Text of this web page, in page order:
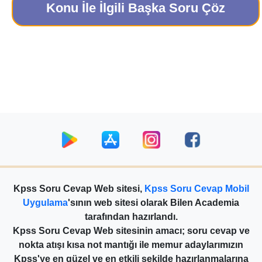
Konu İle İlgili Başka Soru Çöz
Kpss Soru Cevap Web sitesi, Kpss Soru Cevap Mobil
Uygulama'sının web sitesi olarak Bilen Academia
tarafından hazırlandı.
Kpss Soru Cevap Web sitesinin amacı; soru cevap ve
nokta atışı kısa not mantığı ile memur adaylarımızın
Kpss'ye en güzel ve en etkili şekilde hazırlanmalarına